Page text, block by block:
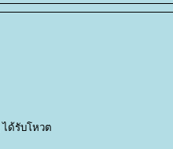
ได้รับโหวต